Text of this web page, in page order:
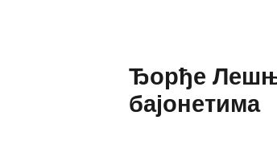
Ђорђе
бајонетима